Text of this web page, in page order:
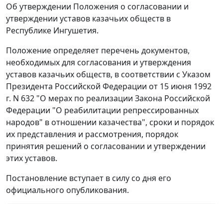
Об утверждении Положения о согласовании и
утверждении уставов казачьих обществ в
Республике Ингушетия.
Положение определяет перечень документов,
необходимых для согласования и утверждения
уставов казачьих обществ, в соответствии с Указом
Президента Российской Федерации от 15 июня 1992
г. N 632 "О мерах по реализации Закона Российской
Федерации "О реабилитации репрессированных
народов" в отношении казачества", сроки и порядок
их представления и рассмотрения, порядок
принятия решений о согласовании и утверждении
этих уставов.
Постановление вступает в силу со дня его
официального опубликования.